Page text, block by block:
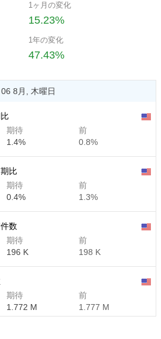
1ヶ月の変化
15.23%
1年の変化
47.43%
06 8月, 木曜日
期待
1.4%
前
0.8%
比
期待
0.4%
前
1.3%
数
期待
196 K
前
198 K
期待
1.772 M
前
1.777 M